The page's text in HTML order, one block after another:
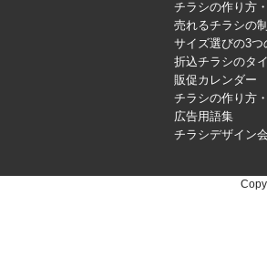
チラシの作り方
売れるチラシの
サイズ選びの3つ
折込チラシのタ
販促カレンダー
チラシの作り方
広告用語集
チラシデザイン